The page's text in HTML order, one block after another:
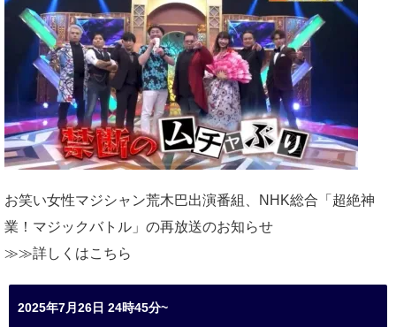
お笑い女性マジシャン荒木巴出演番組、
NHK総合「超絶神
業！マジックバトル」の再放送のお知らせ
≫≫詳しくはこちら
2025年7月26日 24時45分~